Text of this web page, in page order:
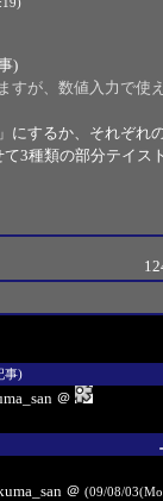
)
すが、数値入力で使
にするか、それぞれ
て3種類の部分テイス
事)
＠
＠ (09/08/